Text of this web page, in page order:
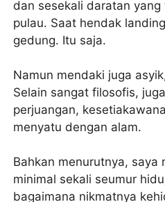
dan sesekali daratan
pulau. Saat hendak
gedung. Itu saja.
Namun mendaki juga
Selain sangat filosofis,
perjuangan,
menyatu dengan alam.
Bahkan menurutnya, saya
minimal sekali seumur
bagaimana nikmatnya